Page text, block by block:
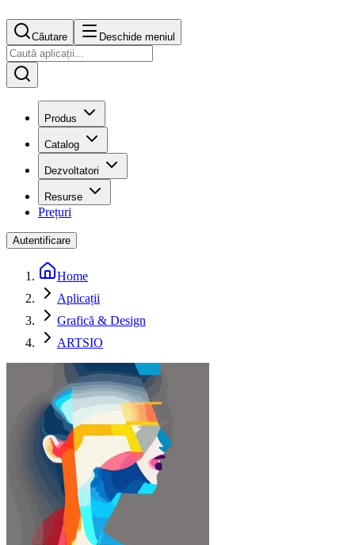
Căutare Deschide meniul
Produs
Catalog
Dezvoltatori
Resurse
Prețuri
Autentificare
Home
Aplicații
Grafică & Design
ARTSIO